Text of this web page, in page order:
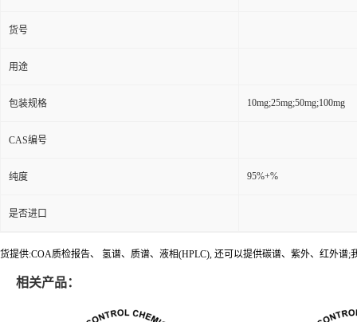
货号
用途
包装规格 10mg;25mg;50mg;100mg
CAS编号
纯度 95%+%
是否进口
货提供:COA质检报告、 氢谱、质谱、液相(HPLC), 还可以提供碳谱、紫外、红外谱;
相关产品：